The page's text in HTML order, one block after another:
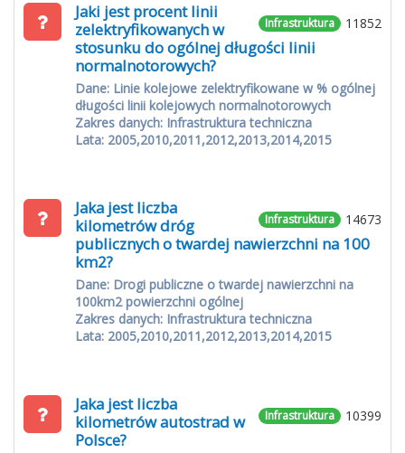
11852
Infrastruktura
Jaki jest procent linii
zelektryfikowanych w
stosunku do ogólnej długości linii
normalnotorowych?
Dane: Linie kolejowe zelektryfikowane w % ogólnej
długości linii kolejowych normalnotorowych
Zakres danych: Infrastruktura techniczna
Lata: 2005,2010,2011,2012,2013,2014,2015
14673
Infrastruktura
Jaka jest liczba
kilometrów dróg
publicznych o twardej nawierzchni na 100
km2?
Dane: Drogi publiczne o twardej nawierzchni na
100km2 powierzchni ogólnej
Zakres danych: Infrastruktura techniczna
Lata: 2005,2010,2011,2012,2013,2014,2015
10399
Infrastruktura
Jaka jest liczba
kilometrów autostrad w
Polsce?